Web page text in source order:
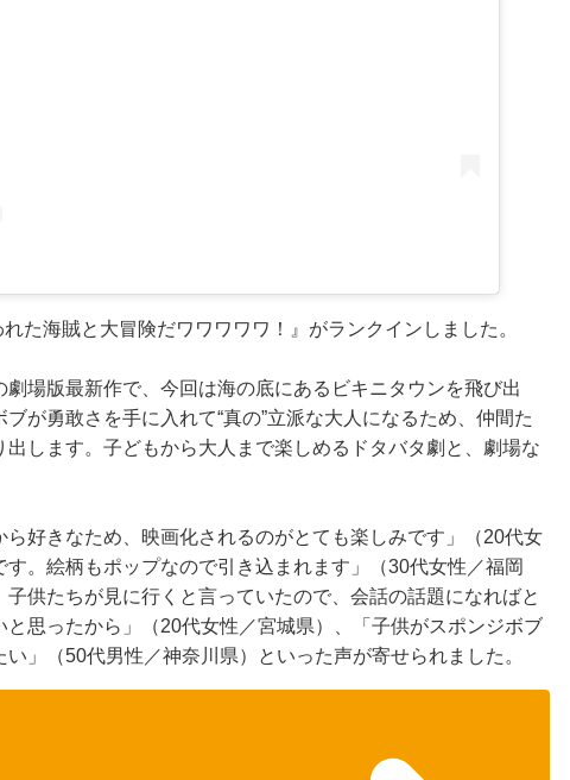
た海賊と大冒険だワワワワワ！』がランクインしました。
場版最新作で、今回は海の底にあるビキニタウンを飛び出
が勇敢さを手に入れて“真の”立派な大人になるため、仲間た
します。子どもから大人まで楽しめるドタバタ劇と、劇場な
好きなため、映画化されるのがとても楽しみです」（20代女
。絵柄もポップなので引き込まれます」（30代女性／福岡
供たちが見に行くと言っていたので、会話の話題になればと
思ったから」（20代女性／宮城県）、「子供がスポンジボブ
」（50代男性／神奈川県）といった声が寄せられました。